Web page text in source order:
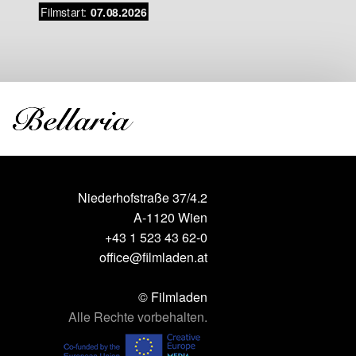
Filmstart: 07.08.2026
Niederhofstraße 37/4.2
A-1120 Wien
+43 1 523 43 62-0
office@filmladen.at
© Filmladen
Alle Rechte vorbehalten.